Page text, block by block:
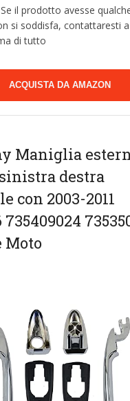
Se il prodotto avesse
si soddisfa, contattaresti
di tutto
ACQUISTA DA AMAZON
Maniglia
destra
con 2003-2011
Moto